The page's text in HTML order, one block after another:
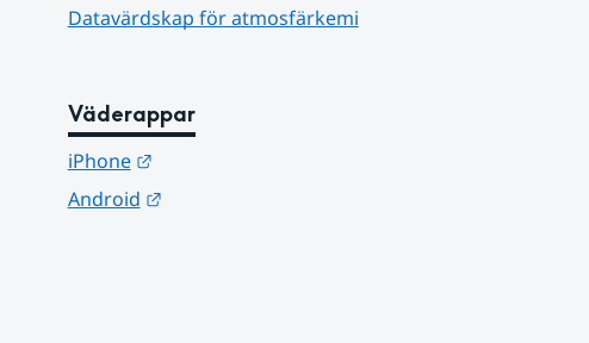
Datavärdskap för atmosfärkemi
Väderappar
iPhone
Länk till annan webbplats.
Android
Länk till annan webbplats.